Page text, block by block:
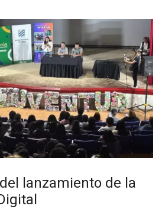
lanzamiento de la